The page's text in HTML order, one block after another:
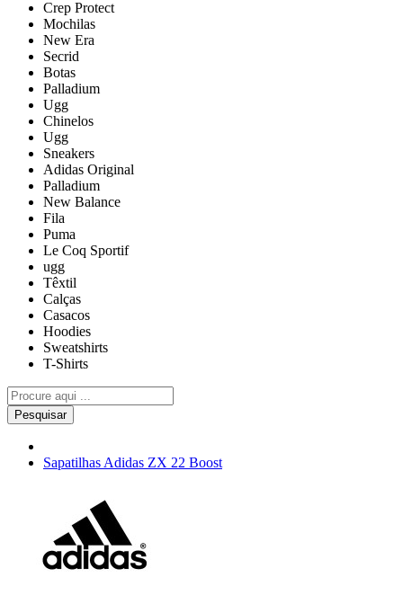
Crep Protect
Mochilas
New Era
Secrid
Botas
Palladium
Ugg
Chinelos
Ugg
Sneakers
Adidas Original
Palladium
New Balance
Fila
Puma
Le Coq Sportif
ugg
Têxtil
Calças
Casacos
Hoodies
Sweatshirts
T-Shirts
Pesquisar
Sapatilhas Adidas ZX 22 Boost